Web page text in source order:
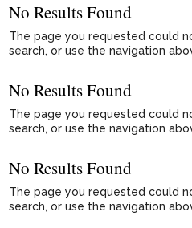
No Results Found
The page you requested could
search, or use the navigation
No Results Found
The page you requested could
search, or use the navigation
No Results Found
The page you requested could
search, or use the navigation